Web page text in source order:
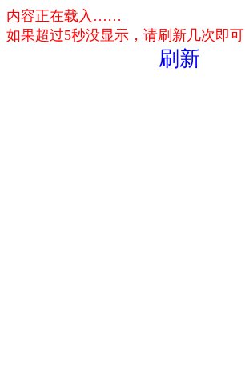
内容正在载入……
如果超过5秒没显示，请刷新几次即可
刷新